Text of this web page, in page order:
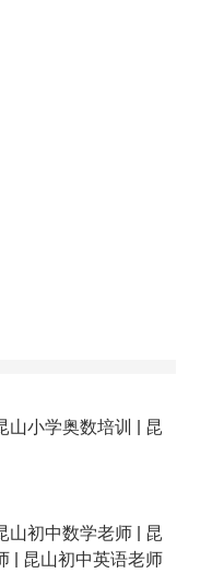
山小学奥数培训 | 昆
山初中数学老师 | 昆
| 昆山初中英语老师